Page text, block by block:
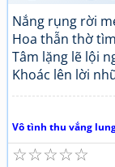
Nắng rụng rời
Hoa thẫn thờ
Tâm lặng lẽ lội
Khoác lên lời
Vô tình thu vắng
☆
☆
☆
☆
☆